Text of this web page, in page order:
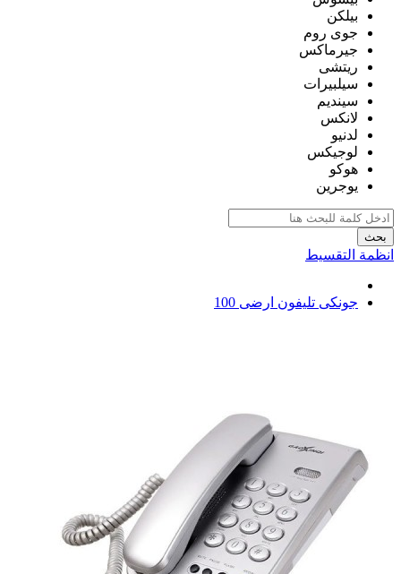
بيلكن
جوى روم
جيرماكس
ريتشى
سيلبيرات
سينديم
لانكس
لدنيو
لوجيكس
هوكو
يوجرين
بحث
انظمة التقسيط
جونكى تليفون ارضى 100